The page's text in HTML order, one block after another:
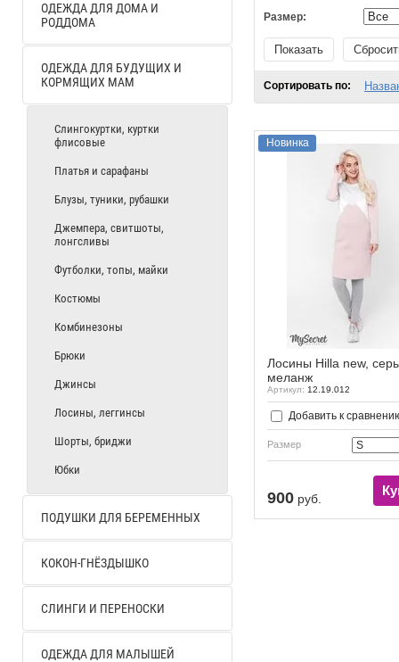
ОДЕЖДА ДЛЯ ДОМА И
РОДДОМА
ОДЕЖДА ДЛЯ БУДУЩИХ И
КОРМЯЩИХ МАМ
Слингокуртки, куртки
флисовые
Платья и сарафаны
Блузы, туники, рубашки
Джемпера, свитшоты,
лонгсливы
Футболки, топы, майки
Костюмы
Комбинезоны
Брюки
Джинсы
Лосины, леггинсы
Шорты, бриджи
Юбки
ПОДУШКИ ДЛЯ БЕРЕМЕННЫХ
КОКОН-ГНЁЗДЫШКО
СЛИНГИ И ПЕРЕНОСКИ
ОДЕЖДА ДЛЯ МАЛЫШЕЙ
Размер:
Показать
Сортировать по:
Новинка
Лосины Hilla new,
меланж
Артикул: 12.19.012
Добавить к
Размер
900 руб.